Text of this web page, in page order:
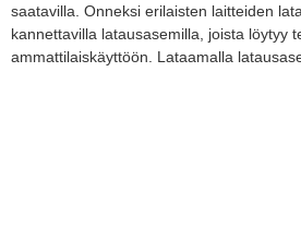
saatavilla. Onneksi erilaisten laitteiden
kannettavilla latausasemilla, joista löytyy
ammattilaiskäyttöön. Lataamalla